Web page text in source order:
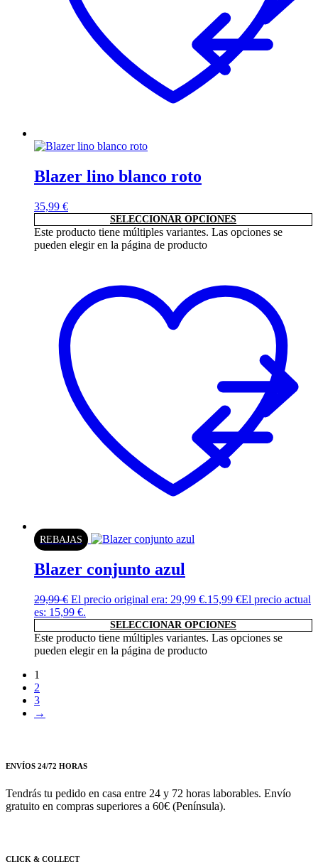
Blazer lino blanco roto
35,99 €
SELECCIONAR OPCIONES
Este producto tiene múltiples variantes. Las opciones se
pueden elegir en la página de producto
REBAJAS
Blazer conjunto azul
29,99€ El precio original era: 29,99 €.15,99 €El precio actual
es: 15,99 €.
SELECCIONAR OPCIONES
Este producto tiene múltiples variantes. Las opciones se
pueden elegir en la página de producto
1
2
3
→
ENVÍOS 24/72 HORAS
Tendrás tu pedido en casa entre 24 y 72 horas laborables. Envío
gratuito en compras superiores a 60€ (Península).
CLICK & COLLECT